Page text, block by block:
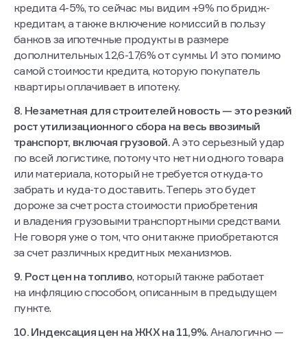
кредита 4-5%, то сейчас мы видим +9% по бридж-
кредитам, а также включение комиссий в пользу
банков за ипотечные продукты в размере
дополнительных 12,6-17,6% от суммы. И это помимо
самой стоимости кредита, которую покупатель
квартиры оплачивает в ипотеку.
8. Незаметная для строителей новость — это резкий
рост утилизационного сбора на весь ввозимый
транспорт, включая грузовой.А это серьезный удар
по всей логистике, потому что нет ни одного товара
или материала, который не требуется откуда-то
забрать и куда-то доставить. Теперь это будет
дороже за счет роста стоимости приобретения
и владения грузовыми транспортными средствами.
Не говоря уже о том, что они также приобретаются
за счет различных кредитных механизмов.
9. Рост цен на топливо, который также работает
на инфляцию способом, описанным в предыдущем
пункте.
10. Индексация цен на ЖКХ на 11,9%. Аналогично —